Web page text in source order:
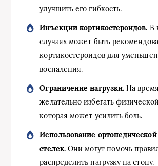
улучшить его гибкость.
Инъекции кортикостероидов. В
случаях может быть
кортикостероидов для
воспаления.
Ограничение нагрузки. На
желательно избегать
которая может усилить боль.
Использование
стелек.Они могут помочь
распределить нагрузку на стопу.